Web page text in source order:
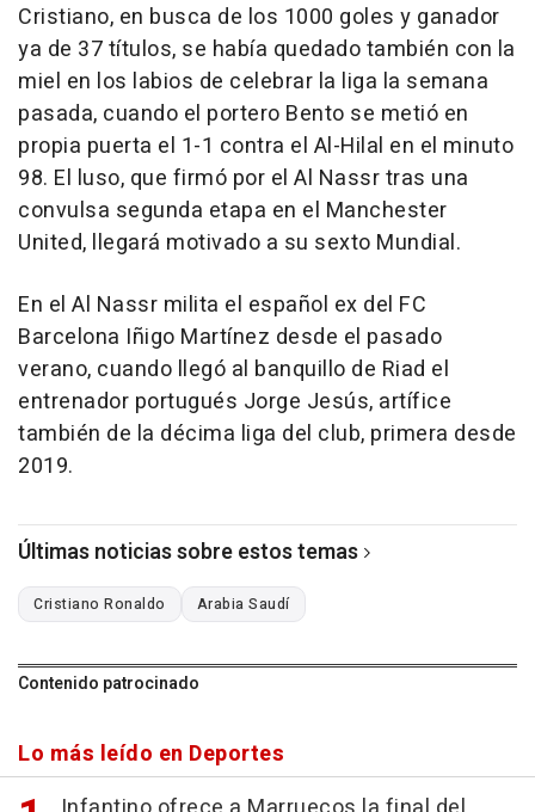
Cristiano, en busca de los 1000 goles y ganador
ya de 37 títulos, se había quedado también con la
miel en los labios de celebrar la liga la semana
pasada, cuando el portero Bento se metió en
propia puerta el 1-1 contra el Al-Hilal en el minuto
98. El luso, que firmó por el Al Nassr tras una
convulsa segunda etapa en el Manchester
United, llegará motivado a su sexto Mundial.
En el Al Nassr milita el español ex del FC
Barcelona Iñigo Martínez desde el pasado
verano, cuando llegó al banquillo de Riad el
entrenador portugués Jorge Jesús, artífice
también de la décima liga del club, primera desde
2019.
Últimas noticias sobre estos temas
Cristiano Ronaldo Arabia Saudí
Contenido patrocinado
Lo más leído en Deportes